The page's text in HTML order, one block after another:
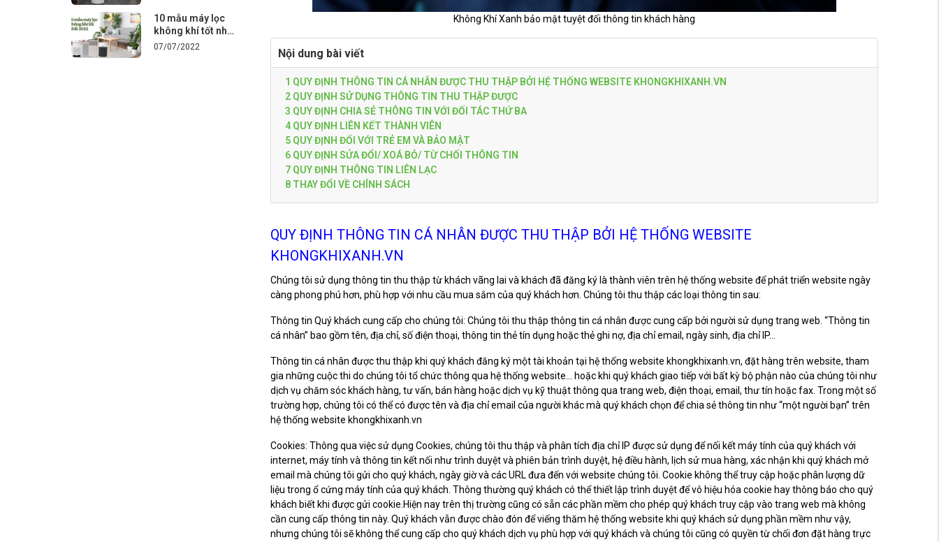
10 mẫu máy lọc
không khí tốt nhất
2022 ( Mới update)
07/07/2022
Không Khí Xanh bảo mật tuyệt đối thông tin khách hàng
Nội dung bài viết
1 QUY ĐỊNH THÔNG TIN CÁ NHÂN ĐƯỢC THU THẬP BỞI HỆ THỐNG WEBSITE KHONGKHIXANH.VN
2 QUY ĐỊNH SỬ DỤNG THÔNG TIN THU THẬP ĐƯỢC
3 QUY ĐỊNH CHIA SẺ THÔNG TIN VỚI ĐỐI TÁC THỨ BA
4 QUY ĐỊNH LIÊN KẾT THÀNH VIÊN
5 QUY ĐỊNH ĐỐI VỚI TRẺ EM VÀ BẢO MẬT
6 QUY ĐỊNH SỬA ĐỔI/ XOÁ BỎ/ TỪ CHỐI THÔNG TIN
7 QUY ĐỊNH THÔNG TIN LIÊN LẠC
8 THAY ĐỔI VỀ CHÍNH SÁCH
QUY ĐỊNH THÔNG TIN CÁ NHÂN ĐƯỢC THU THẬP BỞI HỆ THỐNG WEBSITE
KHONGKHIXANH.VN
Chúng tôi sử dụng thông tin thu thập từ khách vãng lai và khách đã đăng ký là thành viên trên hệ thống website để phát triển website ngày
càng phong phú hơn, phù hợp với nhu cầu mua sắm của quý khách hơn. Chúng tôi thu thập các loại thông tin sau:
Thông tin Quý khách cung cấp cho chúng tôi: Chúng tôi thu thập thông tin cá nhân được cung cấp bởi người sử dụng trang web. “Thông tin
cá nhân” bao gồm tên, địa chỉ, số điện thoại, thông tin thẻ tín dụng hoặc thẻ ghi nợ, địa chỉ email, ngày sinh, địa chỉ IP…
Thông tin cá nhân được thu thập khi quý khách đăng ký một tài khoản tại hệ thống website khongkhixanh.vn, đặt hàng trên website, tham
gia những cuộc thi do chúng tôi tổ chức thông qua hệ thống website… hoặc khi quý khách giao tiếp với bất kỳ bộ phận nào của chúng tôi như
dịch vụ chăm sóc khách hàng, tư vấn, bán hàng hoặc dịch vụ kỹ thuật thông qua trang web, điện thoại, email, thư tín hoặc fax. Trong một số
trường hợp, chúng tôi có thể có được tên và địa chỉ email của người khác mà quý khách chọn để chia sẻ thông tin như “một người bạn” trên
hệ thống website khongkhixanh.vn
Cookies: Thông qua việc sử dụng Cookies, chúng tôi thu thập và phân tích địa chỉ IP được sử dụng để nối kết máy tính của quý khách với
internet, máy tính và thông tin kết nối như trình duyệt và phiên bản trình duyệt, hệ điều hành, lịch sử mua hàng, xác nhận khi quý khách mở
email mà chúng tôi gửi cho quý khách, ngày giờ và các URL đưa đến với website chúng tôi. Cookie không thể truy cập hoặc phân lượng dữ
liệu trong ổ cứng máy tính của quý khách. Thông thường quý khách có thể thiết lập trình duyệt để vô hiệu hóa cookie hay thông báo cho quý
khách biết khi được gửi cookie.Hiện nay trên thị trường cũng có sẵn các phần mềm cho phép quý khách truy cập vào trang web mà không
cần cung cấp thông tin này. Quý khách vẫn được chào đón để viếng thăm hệ thống website khi quý khách sử dụng phần mềm như vậy,
nhưng chúng tôi sẽ không thể cung cấp cho quý khách dịch vụ phù hợp với quý khách và chúng tôi cũng có quyền từ chối đơn đặt hàng trực